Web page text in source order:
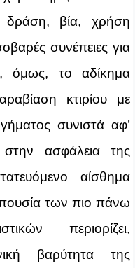
δράση, βία, χρήση
συνέπειες για
όμως, το αδίκημα
κτιρίου με
συνιστά αφ’
ασφάλεια της
αίσθημα
των πιο πάνω
περιορίζει,
βαρύτητα της